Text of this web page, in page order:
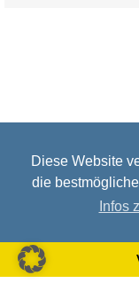
Diese Website
die
Infos